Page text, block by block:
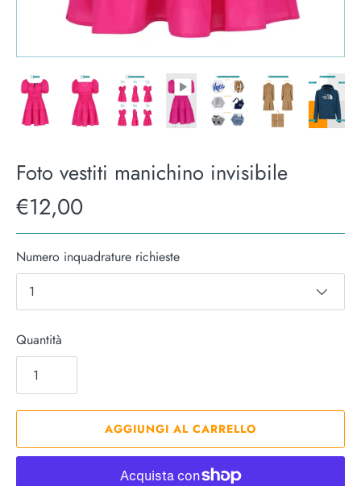
Foto vestiti manichino invisibile
€12,00
Numero inquadrature richieste
1
Quantità
AGGIUNGI AL CARRELLO